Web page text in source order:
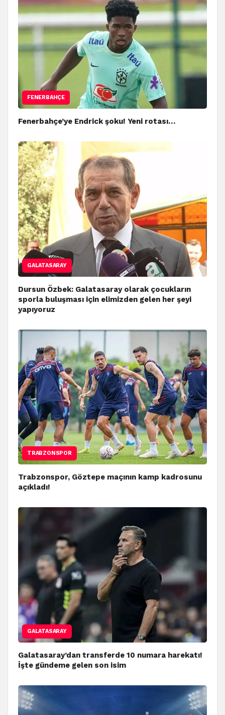
FENERBAHÇE
Fenerbahçe’ye Endrick şoku! Yeni rotası…
GALATASARAY
Dursun Özbek: Galatasaray olarak çocukların
sporla buluşması için elimizden gelen her şeyi
yapıyoruz
TRABZONSPOR
Trabzonspor, Göztepe maçının kamp kadrosunu
açıkladı!
GALATASARAY
Galatasaray’dan transferde 10 numara harekatı!
İşte gündeme gelen son isim